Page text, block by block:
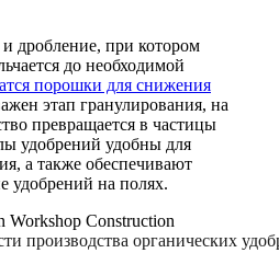
и дробление, при котором
до необходимой
порошки для снижения
этап гранулирования, на
превращается в частицы
удобрений удобны для
а также обеспечивают
удобрений на полях.
производства органических